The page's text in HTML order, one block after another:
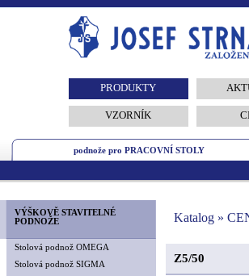
PRODUKTY
VZORNÍK
podnože pro PRACOVNÍ STOLY
VÝŠKOVĚ STAVITELNÉ
PODNOŽE
Stolová podnož OMEGA
Stolová podnož SIGMA
Katalog »
Z5/50